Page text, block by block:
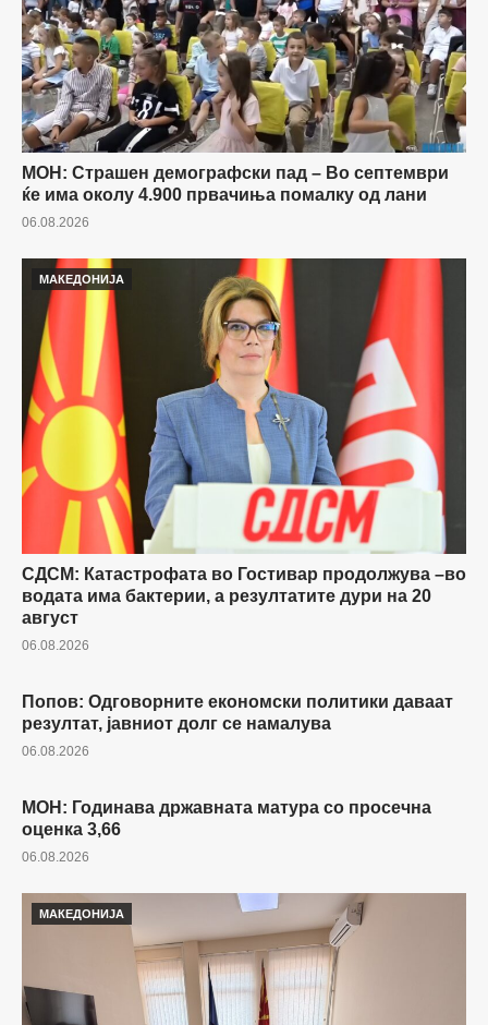
МОН: Страшен демографски пад – Во септември
ќе има околу 4.900 првачиња помалку од лани
06.08.2026
МАКЕДОНИЈА
СДСМ: Катастрофата во Гостивар продолжува –во
водата има бактерии, а резултатите дури на 20
август
06.08.2026
МАКЕДОНИЈА
Попов: Одговорните економски политики даваат
резултат, јавниот долг се намалува
06.08.2026
МАКЕДОНИЈА
MOН: Годинава државната матура со просечна
оценка 3,66
06.08.2026
МАКЕДОНИЈА